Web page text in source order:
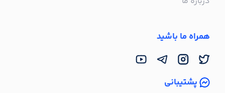
همراه ما باشید
پشتیبانی